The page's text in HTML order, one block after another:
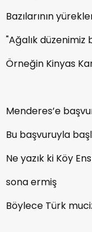
Bazılarının
"Ağalık
Örneğin Kinyas
Menderes’e
Bu başvuruyla
Ne yazık ki Köy
sona ermiş
Böylece Türk